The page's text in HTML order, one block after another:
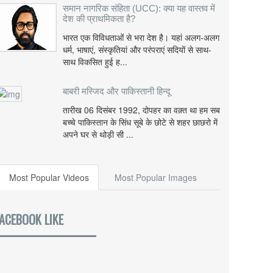
समान नागरिक संहिता (UCC): क्या यह वास्तव में
देश की प्राथमिकता है?
भारत एक विविधताओं से भरा देश है। यहां अलग-अलग
धर्म, भाषाएं, संस्कृतियां और परंपराएं सदियों से साथ-
साथ विकसित हुई ह...
बाबरी मस्जिद और पाकिस्तानी हिन्दू
तारीख 06 दिसंबर 1992, दोपहर का वक़्त था हम सब
बच्चे पाकिस्तान के सिंध सूबे के छोटे से शहर छाछरो में
अपने घर से थोड़ी सी ...
Most Popular Videos Most Popular Images
LIKE